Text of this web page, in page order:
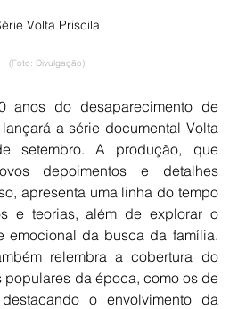
Volta Priscila
(Foto: Divulgação)
anos do desaparecimento de
a série documental Volta
setembro. A produção, que
depoimentos e detalhes
apresenta uma linha do tempo
e teorias, além de explorar o
emocional da busca da família.
relembra a cobertura do
populares da época, como os de
o envolvimento da